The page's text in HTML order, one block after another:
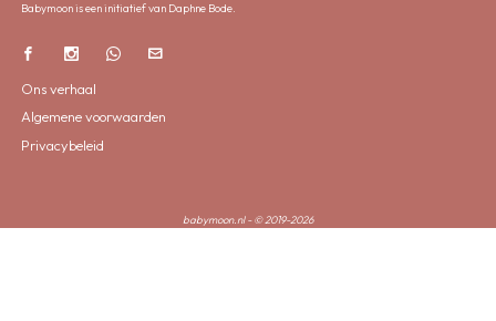
Babymoon is een initiatief van Daphne Bode.
Ons verhaal
Algemene voorwaarden
Privacybeleid
babymoon.nl - © 2019-2026